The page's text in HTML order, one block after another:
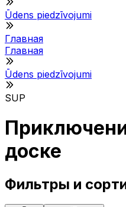
Ūdens piedzīvojumi
Главная
Главная
Ūdens piedzīvojumi
SUP
доске
Фильтры и